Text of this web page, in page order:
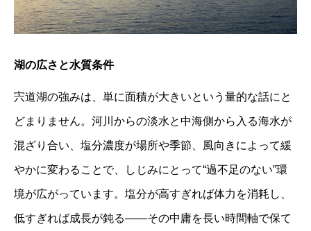
湖の広さと水質条件
宍道湖の強みは、単に面積が大きいという量的な話にと
どまりません。河川からの淡水と中海側から入る海水が
混ざり合い、塩分濃度が場所や季節、風向きによって緩
やかに変わることで、しじみにとって“過不足のない”環
境が広がっています。塩分が高すぎれば体力を消耗し、
低すぎれば成長が鈍る——その中庸を長い時間軸で保て